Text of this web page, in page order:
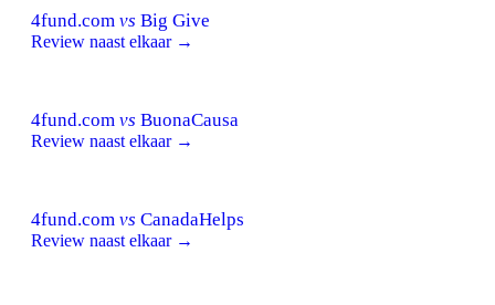
4fund.com vs Big Give
Review naast elkaar →
4fund.com vs BuonaCausa
Review naast elkaar →
4fund.com vs CanadaHelps
Review naast elkaar →